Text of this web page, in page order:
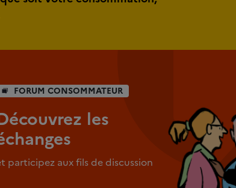
FORUM CONSOMMATEUR
les
participez aux fils de discussion